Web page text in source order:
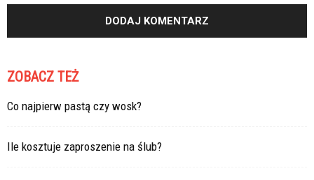
ZOBACZ TEŻ
Co najpierw pastą czy wosk?
Ile kosztuje zaproszenie na ślub?